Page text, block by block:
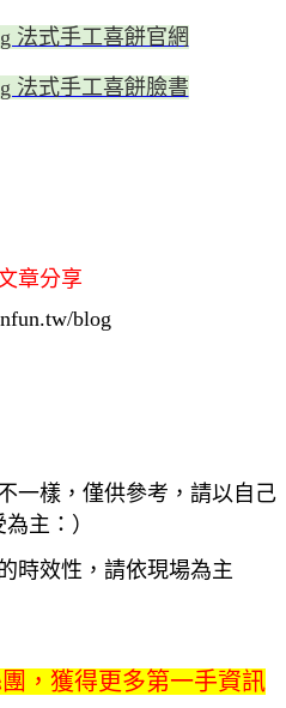
法式手工喜餅官網
法式手工喜餅臉書
章分享
blog
一樣，僅供參考，請以自己
主：）
時效性，請依現場為主
，獲得更多第一手資訊